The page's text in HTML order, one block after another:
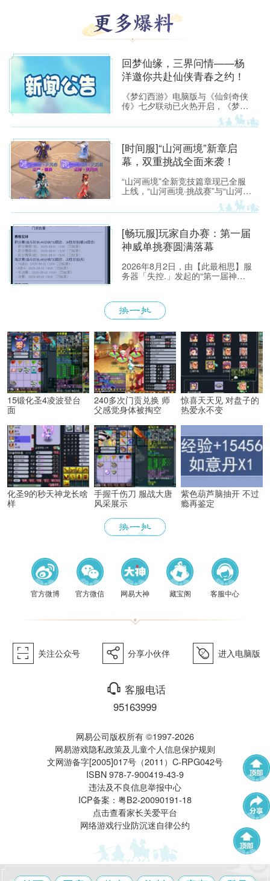
回梦仙缘，三界问情——杨
洋邀你共赴仙侠青春之约！
《梦幻西游》电脑版与《仙剑奇侠
传》七夕联动已火热开启，《梦幻
西游》电脑版代言人杨洋出镜拍摄
的联动主题视频也已在全网同步上
串联起两大IP跨越时光的共同记
忆，精准戳中无数玩家的成长共
鸣。
[时间服]“山河画境”新章启
幕，双重挑战全面来袭！
“山河画境”全新竞技篇章现已全服
上线，“山河画境·挑战赛”与“山河画
境·月度英雄榜”两大玩法同步放
出。参与玩法不仅有机会获得特赦
能解锁专属限时称谓、万界通廊摊
位招牌装饰、首领雕像庭院装饰等
限定奖励。
[畅玩服]玩家自办赛：第一届
神威单挑赛圆满落幕
2026年8月2日，由【此最相思】服
务器「失控.」发起的“第一届神威
15锻化圣4凌波登台
面
240多次门贡兑换 师
父感觉身体被掏空
惊喜天天见 对盘子的
热爱永不变
化圣9的秒天神龙长啥
样
手握千伤刀 服战大唐
风采展示
紫色葫芦脑抽开 不过
瘾再鉴定
《梦幻
西游》
电脑版
武神坛 帮派联赛
帮派精英赛 赛事中心
官方微博 官方微信 网易大神 藏宝阁 客服中心
򰀁 关注公众号 򰀂 分享小伙伴 򰀄 进入电脑版
򰀃 客服电话
95163999
网易公司版权所有 ©1997-2026
网易游戏隐私政策及儿童个人信息保护规则
文网游备字[2005]017号（2011）C-RPG042号
ISBN 978-7-900419-43-9
违法及不良信息举报中心
ICP备案：粤B2-20090191-18
点击查看家长关爱平台
网络游戏行业防沉迷自律公约